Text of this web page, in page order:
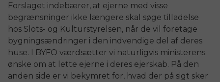
Forslaget indebærer, at ejerne med visse
begrænsninger ikke længere skal søge tilladelse
hos Slots- og Kulturstyrelsen, når de vil foretage
bygningsændringer i den indvendige del af deres
huse. I BYFO værdsætter vi naturligvis ministerens
ønske om at lette ejerne i deres ejerskab. På den
anden side er vi bekymret for, hvad der på sigt sker